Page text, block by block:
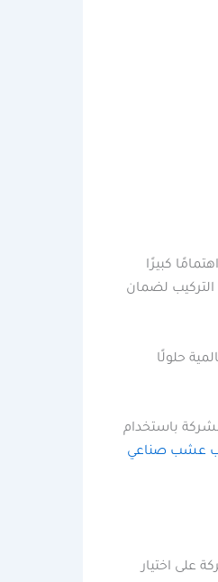
كبيرًا
لضمان
حلولًا
باستخدام
عشب صناعي
على اختيار